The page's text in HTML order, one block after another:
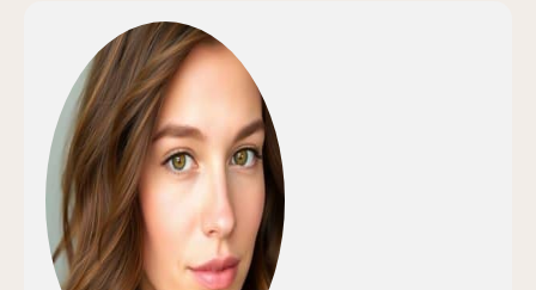
du cœur, vous pouvez
créer la condition idéale
pour reprendre l'activité
Repose-pieds allongé : le
repose-pieds du canapé
2 places réglable
électriquement peut être
rallongé jusqu'à 13 cm ;
repose-pieds extra